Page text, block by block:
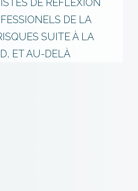
DE RÉFLEXION
DE LA
SUITE À LA
ET AU-DELÀ